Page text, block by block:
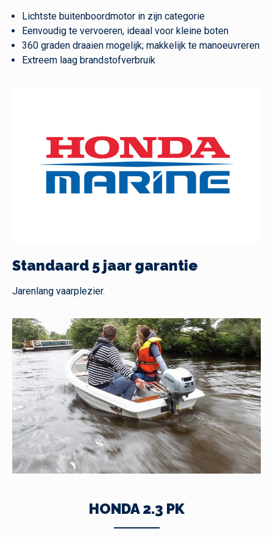
Lichtste buitenboordmotor in zijn categorie
Eenvoudig te vervoeren, ideaal voor kleine boten
360 graden draaien mogelijk; makkelijk te manoeuvreren
Extreem laag brandstofverbruik
Standaard 5 jaar garantie
Jarenlang vaarplezier.
HONDA 2.3 PK